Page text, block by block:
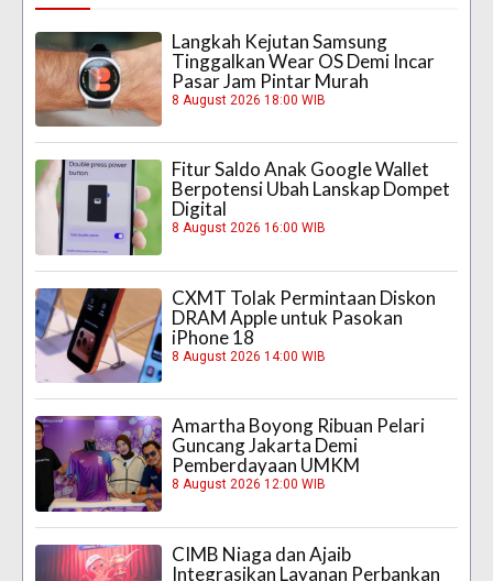
Langkah Kejutan Samsung
Tinggalkan Wear OS Demi Incar
Pasar Jam Pintar Murah
8 August 2026 18:00 WIB
Fitur Saldo Anak Google Wallet
Berpotensi Ubah Lanskap Dompet
Digital
8 August 2026 16:00 WIB
CXMT Tolak Permintaan Diskon
DRAM Apple untuk Pasokan
iPhone 18
8 August 2026 14:00 WIB
Amartha Boyong Ribuan Pelari
Guncang Jakarta Demi
Pemberdayaan UMKM
8 August 2026 12:00 WIB
CIMB Niaga dan Ajaib
Integrasikan Layanan Perbankan